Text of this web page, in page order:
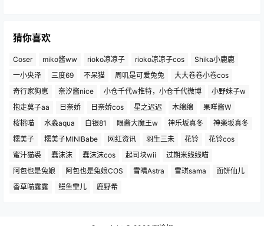
猜你喜欢
Coser miko酱ww rioko凉凉子 rioko凉凉子cos
Shika小鹿鹿
一小央泽
三度69 不呆猫 周叽是可爱兔兔
大大卷卷小卷cos
奇行家狗崽
奈汐酱nice 小仓千代w推特，小仓千代微博
小野妹子w
抱走莫子aa
日奈娇 日奈娇cos 星之迟迟 木绵绵
果咩酱W
桜桃喵
水淼aqua 白银81 眼酱大魔王w 神乐坂真冬
神楽坂真冬
糯美子
糯美子MINIBabe 网红资讯 羽生三未 花铃
花铃cos
蜜汁猫裘
蠢沫沫 蠢沫沫cos 起司块wii
过期米线线喵
阿包也是兔娘
阿包也是兔娘COS 雪晴Astra 雪琪sama
面饼仙儿
香草喵露露
鳗鱼霏儿 鹿野希